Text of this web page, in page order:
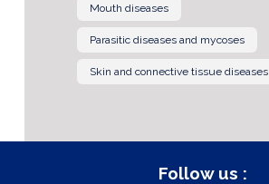
Mouth diseases
Parasitic diseases and mycoses
Skin and connective tissue diseases
Follow us :